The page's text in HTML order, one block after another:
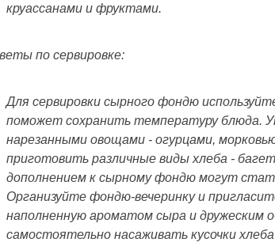
круассанами и фруктами.
по сервировке:
Для сервировки сырного фондю
поможет сохранить температуру блюда.
нарезанными овощами - огурцами,
приготовить различные виды хлеба -
дополнением к сырному фондю могут
Организуйте фондю-вечеринку и
наполненную ароматом сыра и
самостоятельно насаживать кусочки